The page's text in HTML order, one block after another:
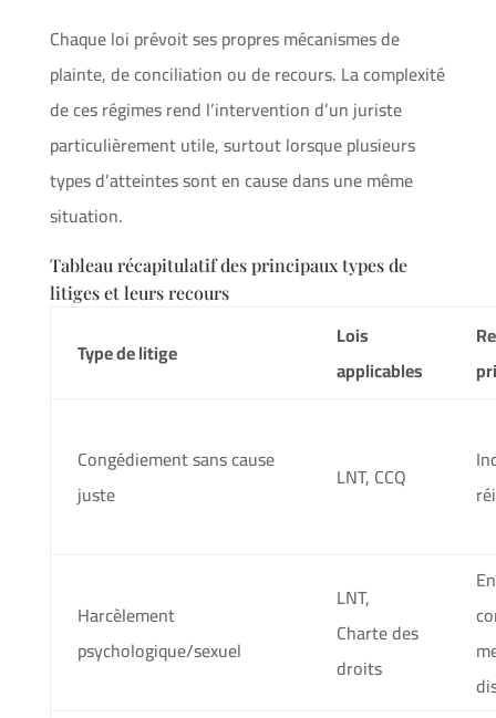
Chaque loi prévoit ses propres mécanismes de
plainte, de conciliation ou de recours. La complexité
de ces régimes rend l’intervention d’un juriste
particulièrement utile, surtout lorsque plusieurs
types d’atteintes sont en cause dans une même
situation.
Tableau récapitulatif des principaux types de
litiges et leurs recours
Type de litige
Lois
applicables
Congédiement sans cause
juste
LNT, CCQ
Harcèlement
psychologique/sexuel
LNT,
Charte des
droits